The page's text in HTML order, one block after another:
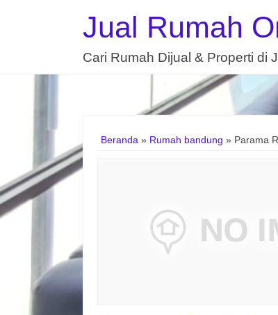
Jual Rumah
Cari Rumah Dijual & Properti di
Beranda » Rumah bandung » Parama